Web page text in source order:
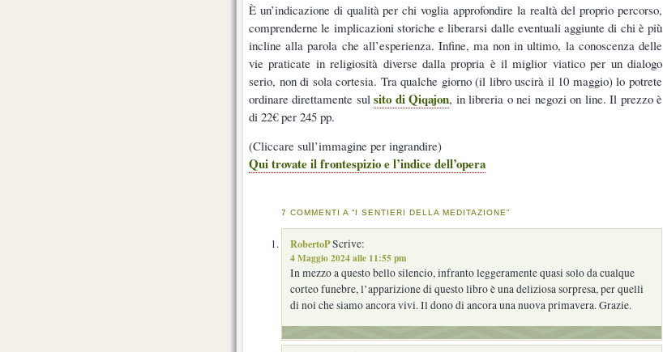
È un’indicazione di qualità per chi voglia approfondire la realtà del proprio percorso,
comprenderne le implicazioni storiche e liberarsi dalle eventuali aggiunte di chi è più
incline alla parola che all’esperienza. Infine, ma non in ultimo, la conoscenza delle
vie praticate in religiosità diverse dalla propria è il miglior viatico per un dialogo
serio, non di sola cortesia. Tra qualche giorno (il libro uscirà il 10 maggio) lo potrete
ordinare direttamente sulsito di Qiqajon, in libreria o nei negozi on line. Il prezzo è
di 22€ per 245 pp.
(Cliccare sull’immagine per ingrandire)
Qui trovate il frontespizio e l’indice dell’opera
7 COMMENTI A “I SENTIERI DELLA MEDITAZIONE”
RobertoPScrive:
4 Maggio 2024 alle 11:55 pm
In mezzo a questo bello silencio, infranto leggeramente quasi solo da cualque
corteo funebre, l’apparizione di questo libro è una deliziosa sorpresa, per quelli
di noi che siamo ancora vivi. Il dono di ancora una nuova primavera. Grazie.